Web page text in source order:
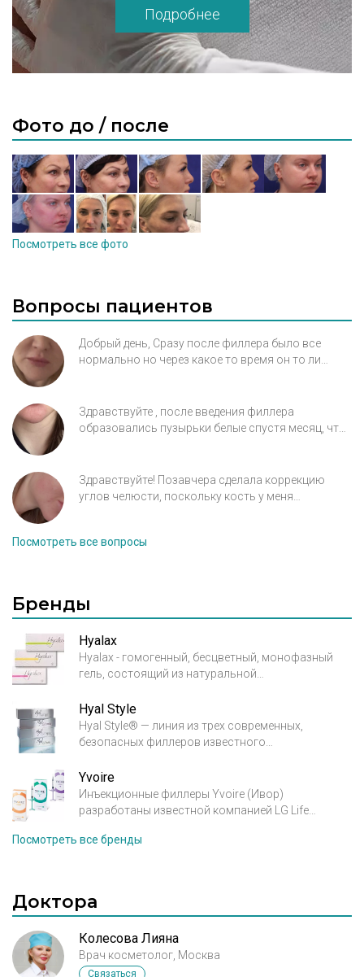
Подробнее
Фото до / после
Посмотреть все фото
Вопросы пациентов
Добрый день, Сразу после филлера было все
нормально но через какое то время он то ли
где было залито большее количество ,это из-за
филлера? и что нужно делать?
Здравствуйте , после введения филлера
образовались пузырьки белые спустя месяц, что
Здравствуйте! Позавчера сделала коррекцию
углов челюсти, поскольку кость у меня
подкожно-жировую ткань. После введения
посоветовали мазать мазью Траумель С. Может
Посмотреть все вопросы
Бренды
Hyalax
Hyalax - гомогенный, бесцветный, монофазный
гель, состоящий из натуральной
неживотного происхождения, получаемой при
бактериальной ферментации Streptococcus Equi.
Hyal Style
Hyal Style® — линия из трех современных,
безопасных филлеров известного
Австрия) на основе натуральной
высокоочищенной гиалуроновой кислоты
неживотного происхождения. Благодаря
сшивающего агента BDDE семейство филлеров
Yvoire
Инъекционные филлеры Yvoire (Ивор)
разработаны известной компанией LG Life
технологическую корпорацию LG и
HESH технологии, запатентованная компанией
Посмотреть все бренды
Доктора
Колесова Лияна
Врач косметолог, Москва
Связаться